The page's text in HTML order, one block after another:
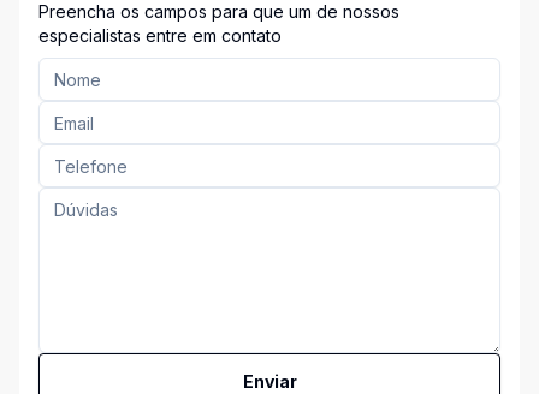
Preencha os campos para que um de nossos
especialistas entre em contato
Enviar